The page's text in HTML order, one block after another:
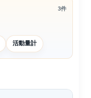
3件
活動量計